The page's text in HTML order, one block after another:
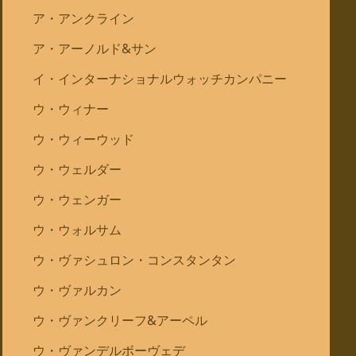
ア・アンクライン
ア・アーノルド&サン
イ・インターナショナルウォッチカンパニー
ウ・ウィナー
ウ・ウィーウッド
ウ・ウェルダー
ウ・ウェンガー
ウ・ウォルサム
ウ・ヴァシュロン・コンスタンタン
ウ・ヴァルカン
ウ・ヴァンクリーフ&アーペル
ウ・ヴァンデルボーヴェデ